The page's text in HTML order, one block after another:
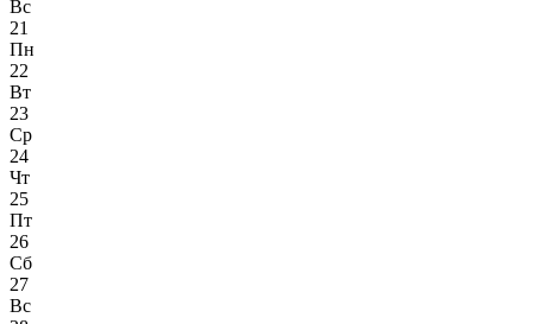
Вс
21
Пн
22
Вт
23
Ср
24
Чт
25
Пт
26
Сб
27
Вс